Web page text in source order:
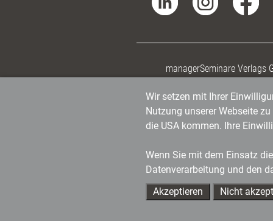
managerSeminare Verlags
Wir setzen mit Ihrer
Nutzung unserer Webseite
die USA kommen. Ihre
Wenn Sie mit dem Einsatz
Datenverarbeitung und den
Akzeptieren
Nicht